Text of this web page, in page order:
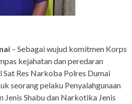
– Sebagai wujud komitmen Korps
kejahatan dan peredaran
Sat Res Narkoba Polres Dumai
seorang pelaku Penyalahgunaan
Jenis Shabu dan Narkotika Jenis